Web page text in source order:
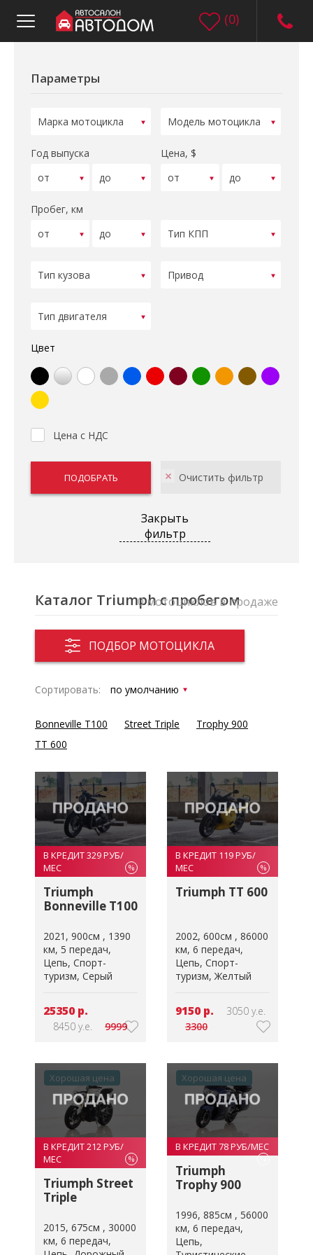
(0)
Параметры
Год выпуска Цена, $
Пробег, км
Цвет
Цена с НДС
Закрыть
фильтр
Каталог Triumph с пробегом
ПОДБОР МОТОЦИКЛА
0 мотоциклов в продаже
Сортировать:
Bonneville T100 Street Triple
Trophy 900
TT 600
В КРЕДИТ 329 РУБ/
МЕС
%
Triumph
Bonneville T100
2021 900см
1390
км 5 передач
Цепь Спорт-
туризм Серый
25350 р.
8450 у.е. 9999
В КРЕДИТ 119 РУБ/
МЕС
%
Triumph TT 600
2002 600см
86000
км 6 передач
Цепь Спорт-
туризм Желтый
9150 р.
3050 у.е.
3300
Хорошая цена
В КРЕДИТ 212 РУБ/
МЕС
%
Triumph Street
Triple
2015 675см
30000
км 6 передач
Хорошая цена
В КРЕДИТ 78 РУБ/МЕС
%
Triumph
Trophy 900
1996 885см
56000
км 6 передач
Цепь